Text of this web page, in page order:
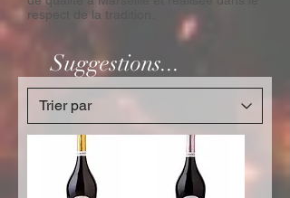
respect de la tradition.
Suggestions...